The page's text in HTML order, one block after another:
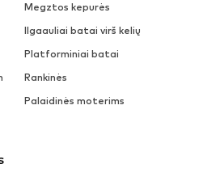
Megztos kepurės
Ilgaauliai batai virš kelių
Platforminiai batai
Rankinės
Palaidinės moterims